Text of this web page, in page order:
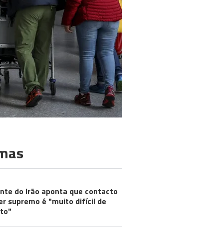
do Irão aponta que contacto
supremo é "muito difícil de